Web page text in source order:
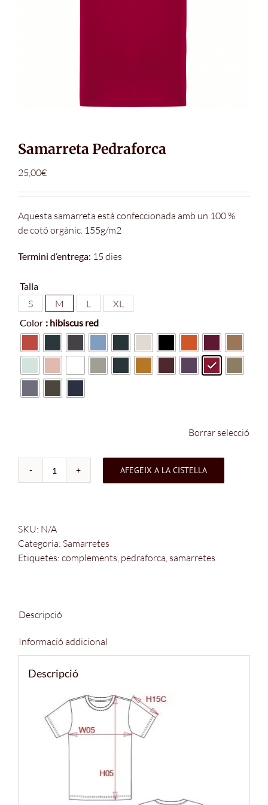
Samarreta Pedraforca
25,00€
Aquesta samarreta està confeccionada amb un 100 %
de cotó orgànic. 155g/m2
Termini d’entrega: 15 dies
Talla
S M L XL
Color : hibiscus red
Borrar selecció
quantitat
AFEGEIX A LA CISTELLA
SKU: N/A
Categoria: Samarretes
Etiquetes: complements, pedraforca, samarretes
Descripció
Informació addicional
Descripció